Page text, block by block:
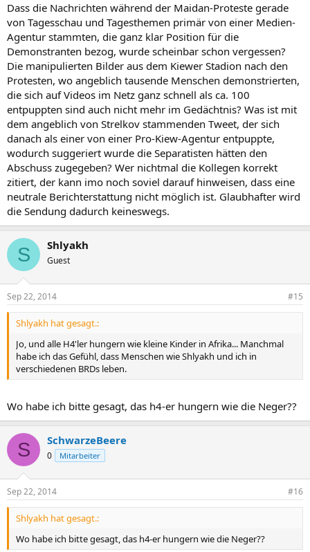
Dass die Nachrichten während der Maidan-Proteste gerade
von Tagesschau und Tagesthemen primär von einer Medien-
Agentur stammten, die ganz klar Position für die
Demonstranten bezog, wurde scheinbar schon vergessen?
Die manipulierten Bilder aus dem Kiewer Stadion nach den
Protesten, wo angeblich tausende Menschen demonstrierten,
die sich auf Videos im Netz ganz schnell als ca. 100
entpuppten sind auch nicht mehr im Gedächtnis? Was ist mit
dem angeblich von Strelkov stammenden Tweet, der sich
danach als einer von einer Pro-Kiew-Agentur entpuppte,
wodurch suggeriert wurde die Separatisten hätten den
Abschuss zugegeben? Wer nichtmal die Kollegen korrekt
zitiert, der kann imo noch soviel darauf hinweisen, dass eine
neutrale Berichterstattung nicht möglich ist. Glaubhafter wird
die Sendung dadurch keineswegs.
S Shlyakh
Guest
Sep 22, 2014 #15
Shlyakh hat gesagt.:
Jo, und alle H4'ler hungern wie kleine Kinder in Afrika... Manchmal
habe ich das Gefühl, dass Menschen wie Shlyakh und ich in
verschiedenen BRDs leben.
Wo habe ich bitte gesagt, das h4-er hungern wie die Neger??
S SchwarzeBeere
0 Mitarbeiter
Sep 22, 2014 #16
Shlyakh hat gesagt.:
Wo habe ich bitte gesagt, das h4-er hungern wie die Neger??